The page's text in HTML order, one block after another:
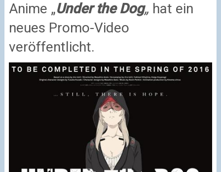
Anime „Under the Dog„ hat ein
neues Promo-Video
veröffentlicht.